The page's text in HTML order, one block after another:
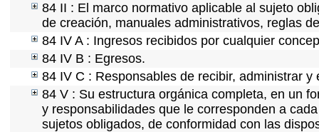
84 II : El marco normativo aplicable al sujeto
de creación, manuales administrativos, reglas
84 IV A : Ingresos recibidos por cualquier
84 IV B : Egresos.
84 IV C : Responsables de recibir, administrar y
84 V : Su estructura orgánica completa, en un
y responsabilidades que le corresponden a
sujetos obligados, de conformidad con las